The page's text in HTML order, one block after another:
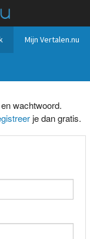
Mijn Vertalen.nu
wachtwoord.
je dan gratis.